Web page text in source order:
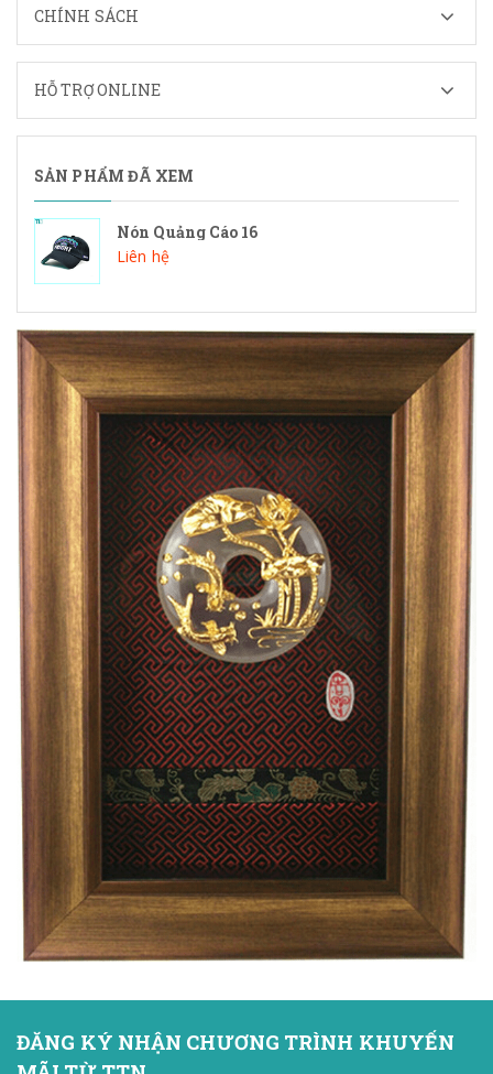
CHÍNH SÁCH
HỖ TRỢ ONLINE
SẢN PHẨM ĐÃ XEM
Nón Quảng Cáo 16
Liên hệ
ĐĂNG KÝ NHẬN CHƯƠNG TRÌNH KHUYẾN